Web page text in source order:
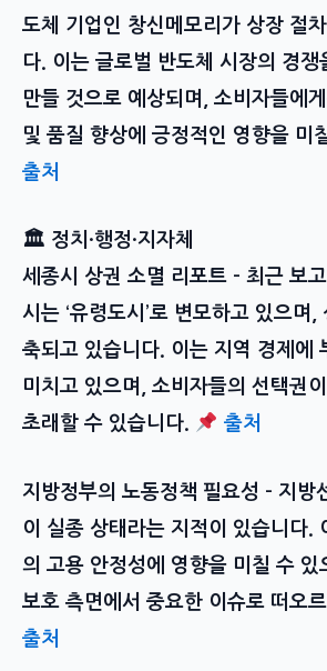
도체 기업인 창신메모리가 상장 절
다. 이는 글로벌 반도체 시장의 경쟁
만들 것으로 예상되며, 소비자들에
및 품질 향상에 긍정적인 영향을 미
출처
🏛 정치·행정·지자체
세종시 상권 소멸 리포트 – 최근 보
시는 ‘유령도시’로 변모하고 있으며,
축되고 있습니다. 이는 지역 경제에
미치고 있으며, 소비자들의 선택권
초래할 수 있습니다.
출처
지방정부의 노동정책 필요성 – 지방
이 실종 상태라는 지적이 있습니다.
의 고용 안정성에 영향을 미칠 수 있
보호 측면에서 중요한 이슈로 떠오
출처